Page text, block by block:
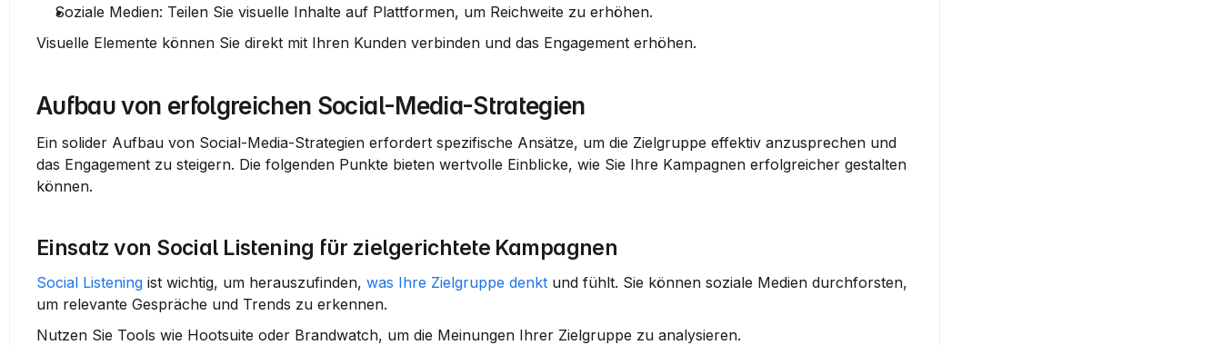
Soziale Medien: Teilen Sie visuelle Inhalte auf Plattformen, um Reichweite zu erhöhen.
Visuelle Elemente können Sie direkt mit Ihren Kunden verbinden und das Engagement erhöhen.
Aufbau von erfolgreichen Social-Media-Strategien
Ein solider Aufbau von Social-Media-Strategien erfordert spezifische Ansätze, um die Zielgruppe effektiv anzusprechen und
das Engagement zu steigern. Die folgenden Punkte bieten wertvolle Einblicke, wie Sie Ihre Kampagnen erfolgreicher gestalten
können.
Einsatz von Social Listening für zielgerichtete Kampagnen
Social Listening ist wichtig, um herauszufinden, was Ihre Zielgruppe denkt und fühlt. Sie können soziale Medien durchforsten,
um relevante Gespräche und Trends zu erkennen.
Nutzen Sie Tools wie Hootsuite oder Brandwatch, um die Meinungen Ihrer Zielgruppe zu analysieren.